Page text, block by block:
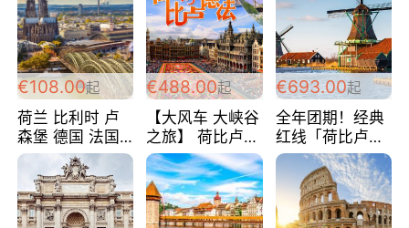
€108.00起
荷兰 比利时 卢
森堡 德国 法国
超爽玩遍西欧 循
环线 全程四星宾
馆 108欧/人/天
€488.00起
【大风车 大峡谷
之旅】 荷比卢德
法 巴黎上下 经
典五国四日游
488欧/人
€693.00起
全年团期！经典
红线「荷比卢德
法」七天循环 五
国 仅售99欧/人/
天！巴黎上下！
包拼房~